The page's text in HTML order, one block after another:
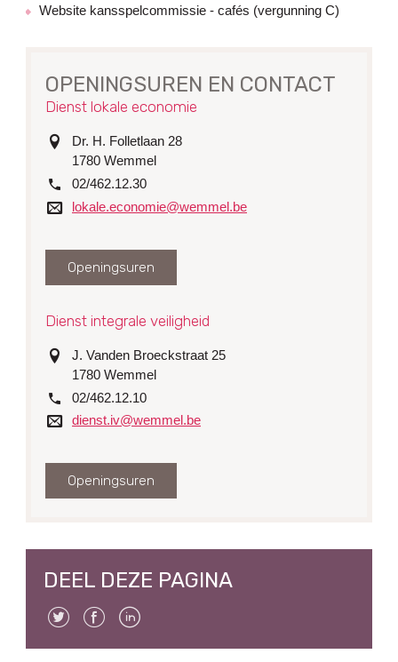
Website kansspelcommissie - cafés (vergunning C)
OPENINGSUREN EN CONTACT
Dienst lokale economie
adresDr. H. Folletlaan 28
1780 Wemmel
tel.
02/462.12.30
e-
lokale.economie@wemmel.be
Openingsuren
Dienst integrale veiligheid
adresJ. Vanden Broeckstraat 25
1780 Wemmel
tel.
02/462.12.10
e-
dienst.iv@wemmel.be
Openingsuren
DEEL DEZE PAGINA
Twitter Facebook